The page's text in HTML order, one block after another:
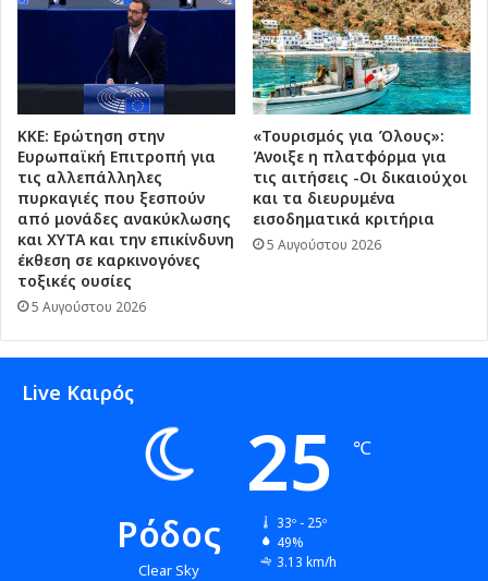
ΚΚΕ: Ερώτηση στην
Ευρωπαϊκή Επιτροπή για
τις αλλεπάλληλες
πυρκαγιές που ξεσπούν
από μονάδες ανακύκλωσης
και ΧΥΤΑ και την επικίνδυνη
έκθεση σε καρκινογόνες
τοξικές ουσίες
5 Αυγούστου 2026
«Τουρισμός για Όλους»:
Άνοιξε η πλατφόρμα για
τις αιτήσεις -Οι δικαιούχοι
και τα διευρυμένα
εισοδηματικά κριτήρια
5 Αυγούστου 2026
Live Καιρός
Ρόδος
Clear Sky
25 ℃
33º - 25º
49%
3.13 km/h